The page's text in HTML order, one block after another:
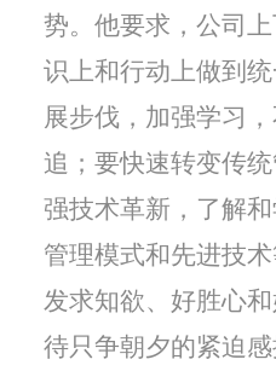
势。他要求，公司
识上和行动上做到
展步伐，加强学习
追；要快速转变传
强技术革新，了解
管理模式和先进技
发求知欲、好胜心
待只争朝夕的紧迫